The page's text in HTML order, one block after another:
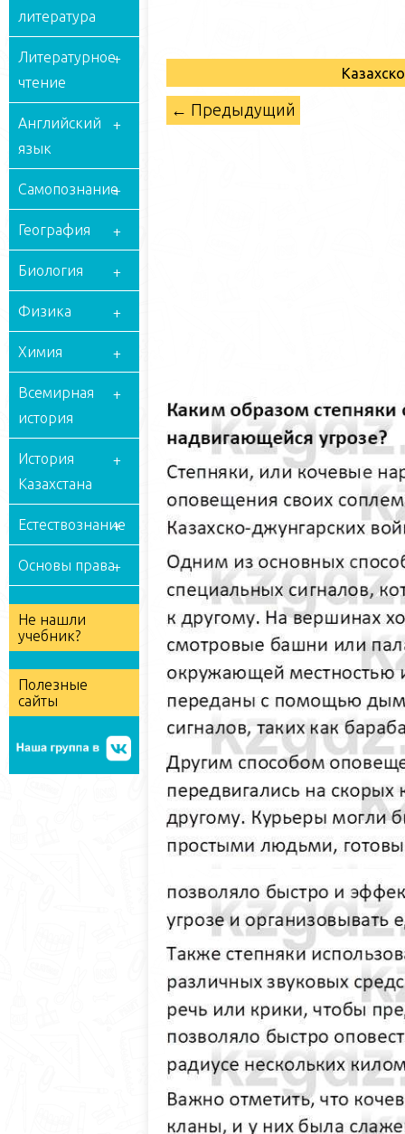
литература
Литературное
чтение
Английский
язык
Самопознание
География
Биология
Физика
Химия
Всемирная
история
История
Казахстана
Естествознание
Основы права
Не нашли
учебник?
Полезные
сайты
← Предыдущий